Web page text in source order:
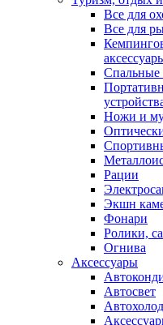
Все для
Все для
Спальные
Ножи и
Рации
Экшн
Фонари
Ролики,
Огнива
Аксессуары
Aвтосвет